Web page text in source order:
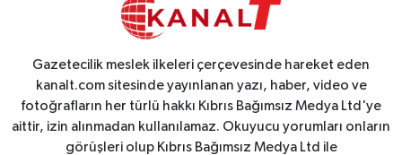
Gazetecilik meslek ilkeleri çerçevesinde hareket eden
kanalt.com sitesinde yayınlanan yazı, haber, video ve
fotoğrafların her türlü hakkı Kıbrıs Bağımsız Medya Ltd'ye
aittir, izin alınmadan kullanılamaz. Okuyucu yorumları onların
görüşleri olup Kıbrıs Bağımsız Medya Ltd ile